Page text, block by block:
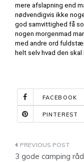
mere afslapning end
nødvendigvis ikke
god samvittighed få
nogen morgenmad
med andre ord
helt selv hvad den skal
FACEBOOK
PINTEREST
3 gode camping råd